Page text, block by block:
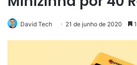
David Tech 21 de junho de 2020